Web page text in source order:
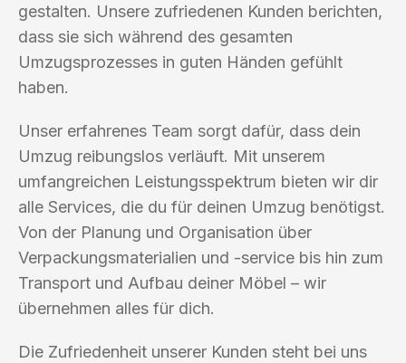
gestalten. Unsere zufriedenen Kunden berichten,
dass sie sich während des gesamten
Umzugsprozesses in guten Händen gefühlt
haben.
Unser erfahrenes Team sorgt dafür, dass dein
Umzug reibungslos verläuft. Mit unserem
umfangreichen Leistungsspektrum bieten wir dir
alle Services, die du für deinen Umzug benötigst.
Von der Planung und Organisation über
Verpackungsmaterialien und -service bis hin zum
Transport und Aufbau deiner Möbel – wir
übernehmen alles für dich.
Die Zufriedenheit unserer Kunden steht bei uns